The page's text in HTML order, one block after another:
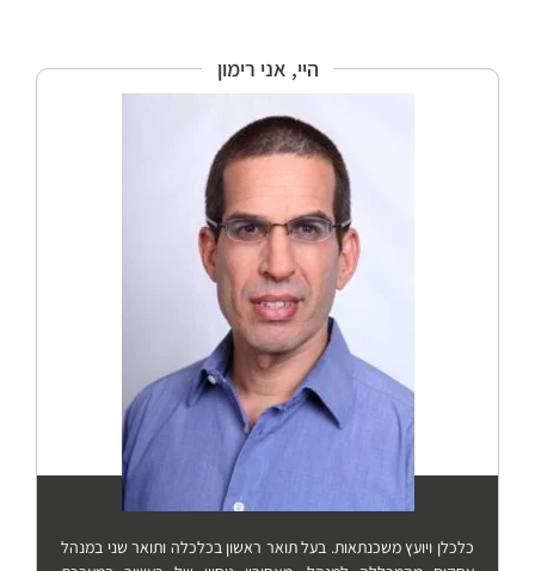
היי, אני רימון
כלכלן ויועץ משכנתאות. בעל תואר ראשון בכלכלה ותואר שני במנהל